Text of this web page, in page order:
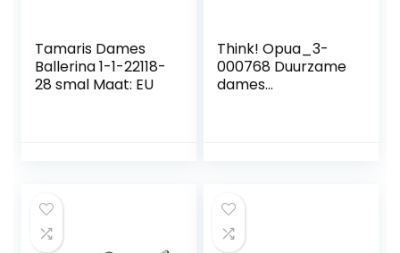
Tamaris Dames
Ballerina 1-1-22118-
28 smal Maat: EU
Think! Opua_3-
000768 Duurzame
dames